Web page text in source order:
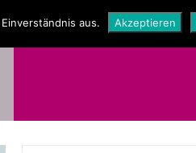
SHOP aus. Akzeptieren